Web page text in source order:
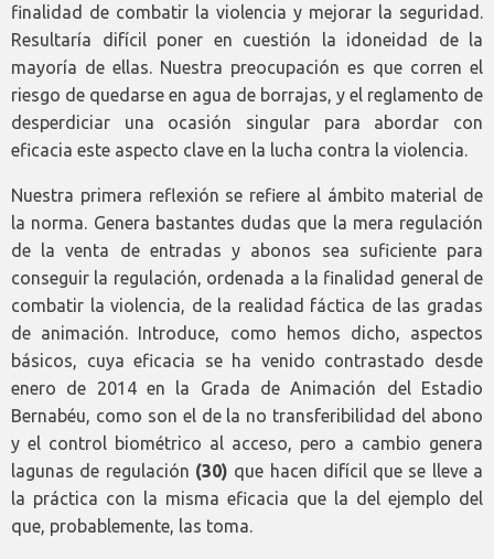
finalidad de combatir la violencia y mejorar la seguridad.
Resultaría difícil poner en cuestión la idoneidad de la
mayoría de ellas. Nuestra preocupación es que corren el
riesgo de quedarse en agua de borrajas, y el reglamento de
desperdiciar una ocasión singular para abordar con
eficacia este aspecto clave en la lucha contra la violencia.
Nuestra primera reflexión se refiere al ámbito material de
la norma. Genera bastantes dudas que la mera regulación
de la venta de entradas y abonos sea suficiente para
conseguir la regulación, ordenada a la finalidad general de
combatir la violencia, de la realidad fáctica de las gradas
de animación. Introduce, como hemos dicho, aspectos
básicos, cuya eficacia se ha venido contrastado desde
enero de 2014 en la Grada de Animación del Estadio
Bernabéu, como son el de la no transferibilidad del abono
y el control biométrico al acceso, pero a cambio genera
lagunas de regulación (30) que hacen difícil que se lleve a
la práctica con la misma eficacia que la del ejemplo del
que, probablemente, las toma.